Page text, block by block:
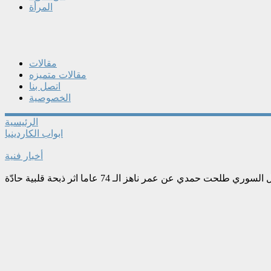
المرأة
مقالات
مقالات متميزه
اتصل بنا
الخصوصية
الرئيسية
ابواب الكاردينيا
أخبار فنية
طلحت حمدي عن عمر ناهز الـ 74 عاما اثر ذبحة قلبية حادّة